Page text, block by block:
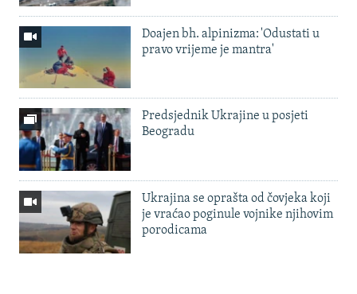
Doajen bh. alpinizma: 'Odustati u
pravo vrijeme je mantra'
Predsjednik Ukrajine u posjeti
Beogradu
Ukrajina se oprašta od čovjeka koji
je vraćao poginule vojnike njihovim
porodicama